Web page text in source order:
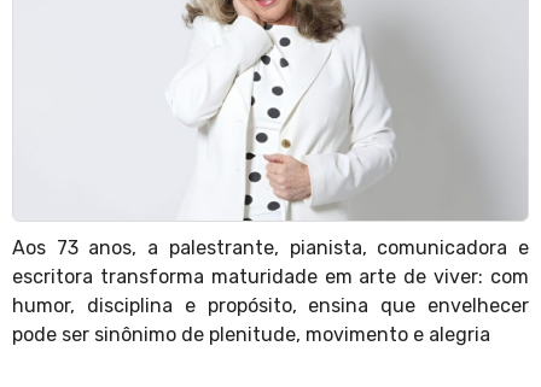
Aos 73 anos, a palestrante, pianista, comunicadora e
escritora transforma maturidade em arte de viver: com
humor, disciplina e propósito, ensina que envelhecer
pode ser sinônimo de plenitude, movimento e alegria